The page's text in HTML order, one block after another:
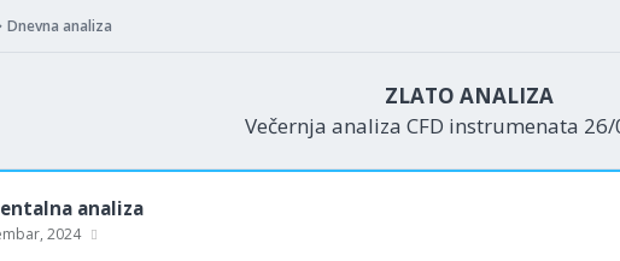
Dnevna analiza
ZLATO ANALIZA
Večernja analiza CFD instrumenata
analiza
2024